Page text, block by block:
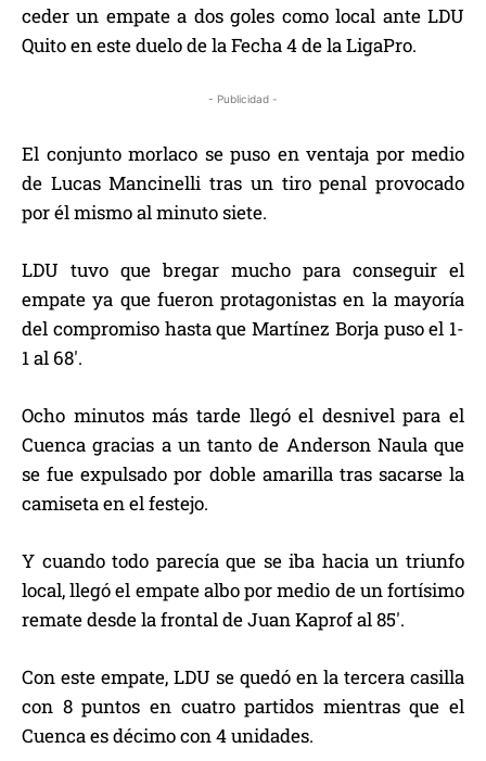
ceder un empate a dos goles como local ante LDU
Quito en este duelo de la Fecha 4 de la LigaPro.
- Publicidad -
El conjunto morlaco se puso en ventaja por medio
de Lucas Mancinelli tras un tiro penal provocado
por él mismo al minuto siete.
LDU tuvo que bregar mucho para conseguir el
empate ya que fueron protagonistas en la mayoría
del compromiso hasta que Martínez Borja puso el 1-
1 al 68′.
Ocho minutos más tarde llegó el desnivel para el
Cuenca gracias a un tanto de Anderson Naula que
se fue expulsado por doble amarilla tras sacarse la
camiseta en el festejo.
Y cuando todo parecía que se iba hacia un triunfo
local, llegó el empate albo por medio de un fortísimo
remate desde la frontal de Juan Kaprof al 85′.
Con este empate, LDU se quedó en la tercera casilla
con 8 puntos en cuatro partidos mientras que el
Cuenca es décimo con 4 unidades.